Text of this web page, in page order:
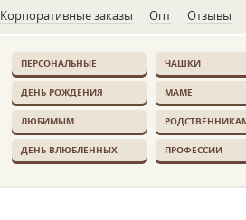
Корпоративные заказы Опт Отзывы
ПЕРСОНАЛЬНЫЕ ЧАШКИ
ДЕНЬ РОЖДЕНИЯ МАМЕ
ЛЮБИМЫМ
ДЕНЬ ВЛЮБЛЕННЫХ ПРОФЕССИИ